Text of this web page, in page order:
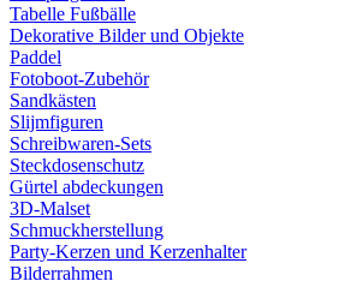
Tabelle Fußbälle
Dekorative Bilder und Objekte
Paddel
Fotoboot-Zubehör
Sandkästen
Slijmfiguren
Schreibwaren-Sets
Steckdosenschutz
Gürtel abdeckungen
3D-Malset
Schmuckherstellung
Party-Kerzen und Kerzenhalter
Bilderrahmen